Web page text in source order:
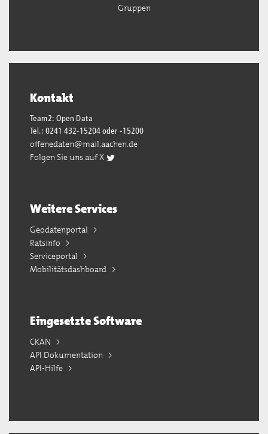
Gruppen
Kontakt
Team2: Open Data
Tel.: 0241 432-15204 oder -15200
offenedaten@mail.aachen.de
Folgen Sie uns auf X
Weitere Services
Geodatenportal
Ratsinfo
Serviceportal
Mobilitätsdashboard
Eingesetzte Software
CKAN
API Dokumentation
API-Hilfe